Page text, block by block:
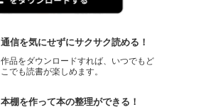
通信を気にせずにサクサク読める！
作品をダウンロードすれば、いつでもど
こでも読書が楽しめます。
本棚を作って本の整理ができる！